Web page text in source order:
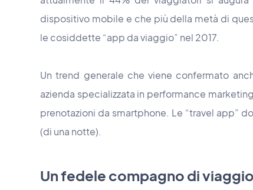
dispositivo mobile e che più della metà di
le cosiddette “app da viaggio” nel 2017.
Un trend generale che viene confermato
azienda specializzata in performance
prenotazioni da smartphone. Le “travel app”
(di una notte).
Un fedele compagno di viaggio